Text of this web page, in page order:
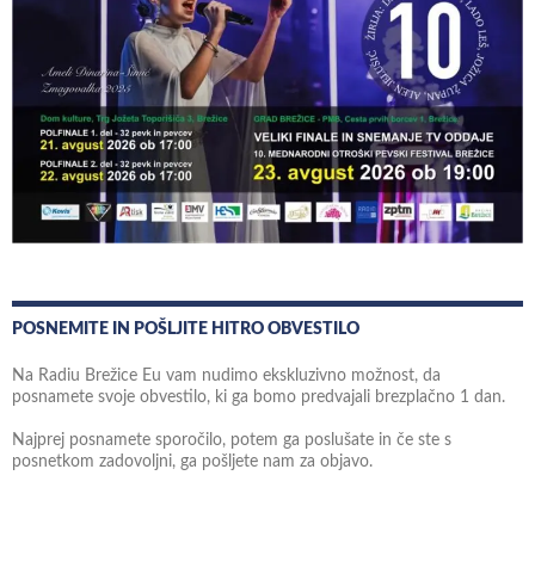
POSNEMITE IN POŠLJITE HITRO OBVESTILO
Na Radiu Brežice Eu vam nudimo ekskluzivno možnost, da
posnamete svoje obvestilo, ki ga bomo predvajali brezplačno 1 dan.
Najprej posnamete sporočilo, potem ga poslušate in če ste s
posnetkom zadovoljni, ga pošljete nam za objavo.